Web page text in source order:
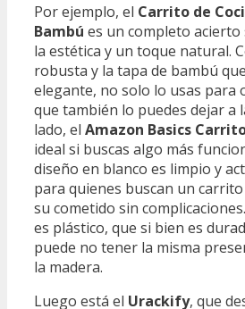
Por ejemplo, el Carrito de
Bambú es un completo
la estética y un toque natural.
robusta y la tapa de bambú
elegante, no solo lo usas para
que también lo puedes dejar a
lado, el Amazon Basics
ideal si buscas algo más
diseño en blanco es limpio y
para quienes buscan un
su cometido sin
es plástico, que si bien es
puede no tener la misma
la madera.
Luego está el Urackify, que